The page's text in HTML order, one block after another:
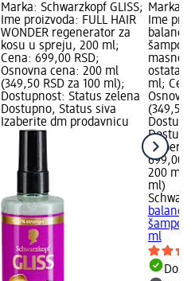
Marka: Schwarzkopf GLISS;
Ime proizvoda: FULL HAIR
WONDER regenerator za
kosu u spreju, 200 ml;
Cena: 699,00 RSD;
Osnovna cena: 200 ml
(349,50 RSD za 100 ml);
Dostupnost: Status zelena
Dostupno, Status siva
Izaberite dm prodavnicu
Marka:
Ime
balance
šampon
ml;
(349,50
699,00
200 ml
ml)
balance
šampon
ml